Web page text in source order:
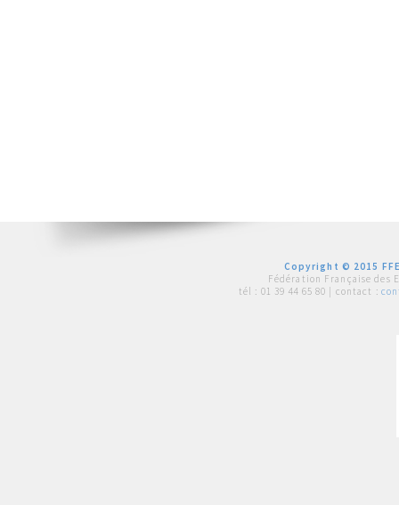
Copyright © 2015
Fédération Française des
tél : 01 39 44 65 80 | contact :